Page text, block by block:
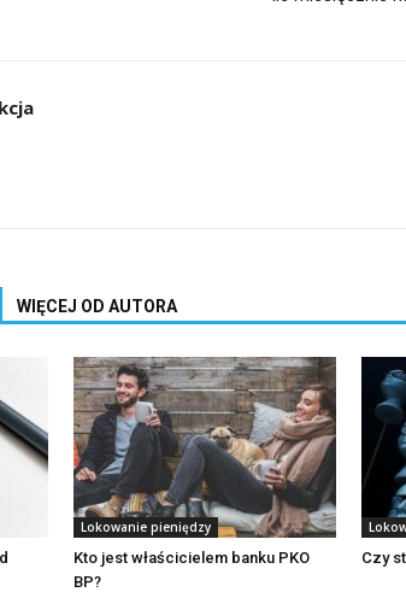
WIĘCEJ OD AUTORA
Lokowanie pieniędzy
Kto jest właścicielem banku PKO
BP?
Czy